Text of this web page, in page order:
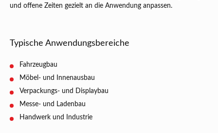
und offene Zeiten gezielt an die Anwendung anpassen.
Typische Anwendungsbereiche
Fahrzeugbau
Möbel- und Innenausbau
Verpackungs- und Displaybau
Messe- und Ladenbau
Handwerk und Industrie